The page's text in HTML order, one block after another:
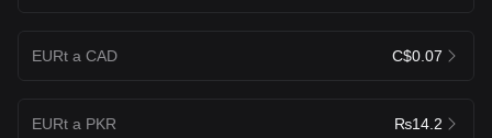
EURt a CAD C$0.07
EURt a PKR ₨14.2